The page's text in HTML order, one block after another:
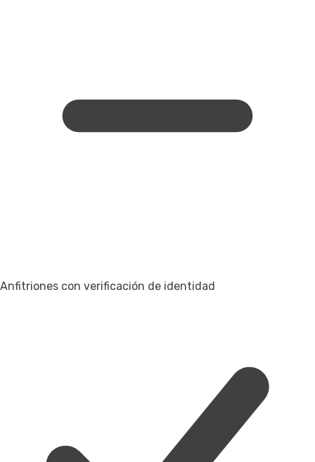
Anfitriones con verificación de identidad